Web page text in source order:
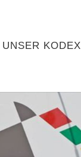
UNSER KODEX